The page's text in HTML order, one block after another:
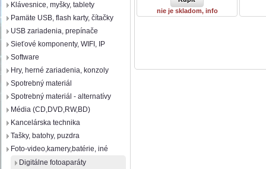
Klávesnice, myšky, tablety
Pamäte USB, flash karty, čítačky
USB zariadenia, prepínače
Sieťové komponenty, WIFI, IP
Software
Hry, herné zariadenia, konzoly
Spotrebný materiál
Spotrebný materiál - alternatívy
Média (CD,DVD,RW,BD)
Kancelárska technika
Tašky, batohy, puzdra
Foto-video,kamery,batérie, iné
Digitálne fotoaparáty
nie je skladom, info